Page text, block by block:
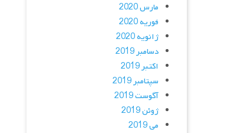
مارس 2020
فوریه 2020
ژانویه 2020
دسامبر 2019
اکتبر 2019
سپتامبر 2019
آگوست 2019
ژوئن 2019
می 2019